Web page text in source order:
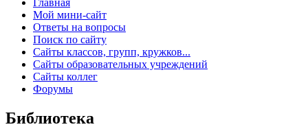
Мой мини-сайт
Ответы на вопросы
Поиск по сайту
Сайты классов, групп, кружков...
Сайты образовательных учреждений
Сайты коллег
Форумы
Библиотека